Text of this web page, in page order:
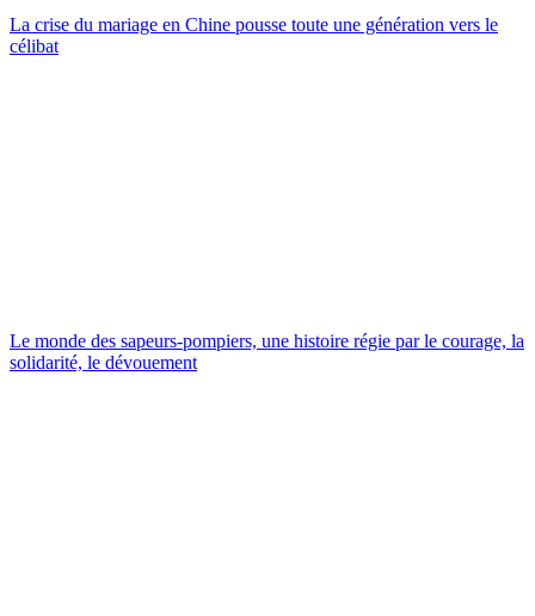
La crise du mariage en Chine pousse toute une génération vers le
célibat
Le monde des sapeurs-pompiers, une histoire régie par le courage, la
solidarité, le dévouement